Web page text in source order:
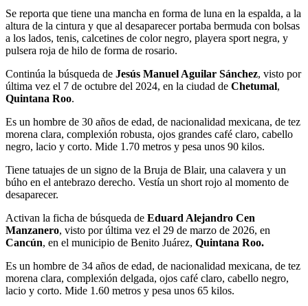
Se reporta que tiene una mancha en forma de luna en la espalda, a la
altura de la cintura y que al desaparecer portaba bermuda con bolsas
a los lados, tenis, calcetines de color negro, playera sport negra, y
pulsera roja de hilo de forma de rosario.
Continúa la búsqueda de Jesús Manuel Aguilar Sánchez, visto por
última vez el 7 de octubre del 2024, en la ciudad de Chetumal,
Quintana Roo.
Es un hombre de 30 años de edad, de nacionalidad mexicana, de tez
morena clara, complexión robusta, ojos grandes café claro, cabello
negro, lacio y corto. Mide 1.70 metros y pesa unos 90 kilos.
Tiene tatuajes de un signo de la Bruja de Blair, una calavera y un
búho en el antebrazo derecho. Vestía un short rojo al momento de
desaparecer.
Activan la ficha de búsqueda de Eduard Alejandro Cen
Manzanero, visto por última vez el 29 de marzo de 2026, en
Cancún, en el municipio de Benito Juárez, Quintana Roo.
Es un hombre de 34 años de edad, de nacionalidad mexicana, de tez
morena clara, complexión delgada, ojos café claro, cabello negro,
lacio y corto. Mide 1.60 metros y pesa unos 65 kilos.